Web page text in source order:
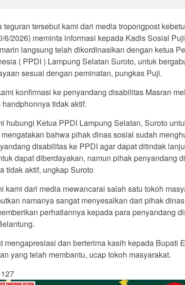
teguran tersebut kami dari media tropongpost
6/2026) meminta informasi kepada Kadis Sosial
langsung telah dikordinasikan dengan ketua
( PPDI ) Lampung Selatan Suroto, untuk
sesuai dengan peminatan, pungkas Puji.
konfirmasi ke penyandang disabilitas Masran
tidak aktif.
hubungi Ketua PPDI Lampung Selatan, Suroto
bahwa pihak dinas sosial sudah
disabilitas ke PPDI agar dapat ditindak
dapat diberdayakan, namun pihak penyandang
tidak aktif, ungkap Suroto
kami dari media mewancarai salah satu tokoh
namanya sangat menyesalkan dari pihak
perhatiannya kepada para penyandang
mengapresiasi dan berterima kasih kepada Bupati
yang telah membantu, ucap tokoh masyarakat.
127